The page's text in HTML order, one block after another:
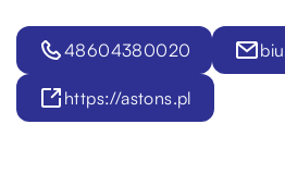
48604380020
https://astons.pl